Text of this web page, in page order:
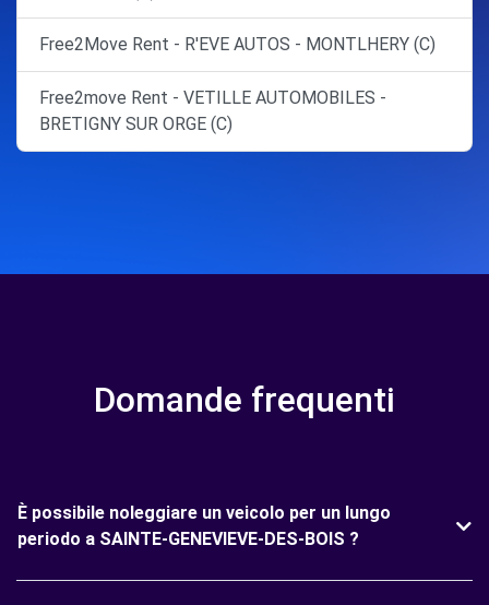
Free2Move Rent - R'EVE AUTOS - MONTLHERY (C)
Free2move Rent - VETILLE AUTOMOBILES -
BRETIGNY SUR ORGE (C)
Domande frequenti
È possibile noleggiare un veicolo per un lungo
periodo a SAINTE-GENEVIEVE-DES-BOIS ?